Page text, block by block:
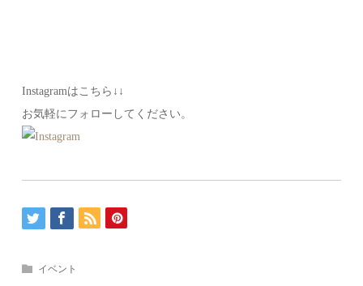
Instagramはこちら↓↓
お気軽にフォローしてください。
イベント